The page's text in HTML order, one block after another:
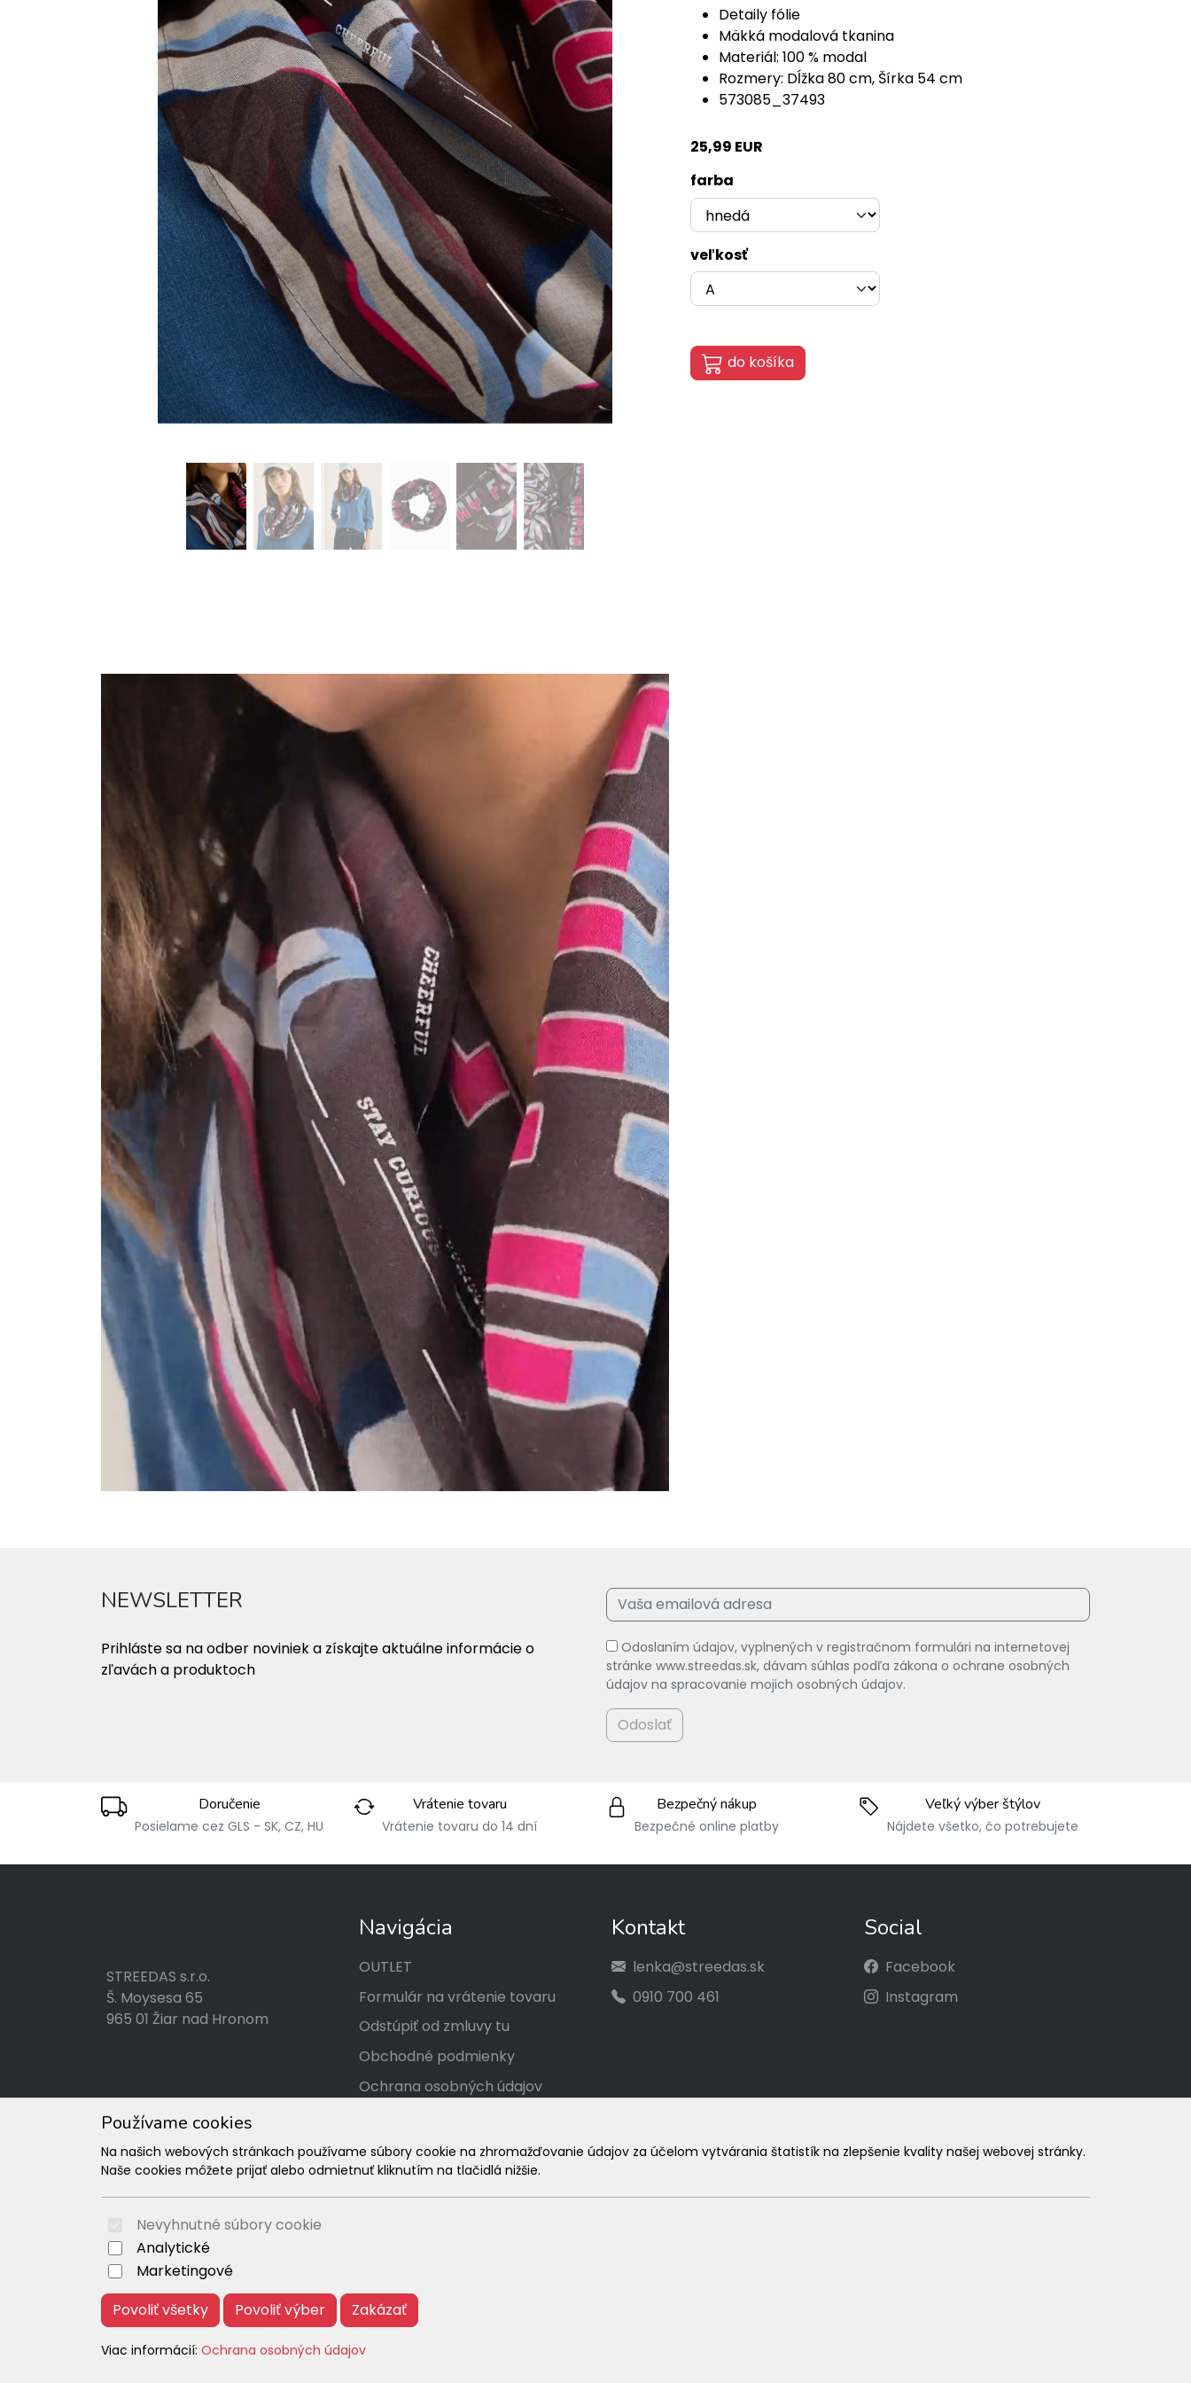
Detaily fólie
Mäkká modalová tkanina
Materiál: 100 % modal
Rozmery: Dĺžka 80 cm, Šírka 54 cm
573085_37493
25,99 EUR
farba
veľkosť
do košíka
NEWSLETTER
Prihláste sa na odber noviniek a získajte aktuálne informácie o
zľavách a produktoch
Odoslaním údajov, vyplnených v registračnom formulári na internetovej
stránke www.streedas.sk, dávam súhlas podľa zákona o ochrane osobných
údajov na spracovanie mojich osobných údajov.
Odoslať
Doručenie
Posielame cez GLS - SK, CZ, HU
Vrátenie tovaru
Vrátenie tovaru do 14 dní
Bezpečný nákup
Bezpečné online platby
Veľký výber štýlov
Nájdete všetko, čo potrebujete
Používame cookies
Na našich webových stránkach používame súbory cookie na zhromažďovanie údajov za účelom vytvárania štatistík na zlepšenie kvality našej webovej stránky.
Naše cookies môžete prijať alebo odmietnuť kliknutím na tlačidlá nižšie.
Nevyhnutné súbory cookie
Analytické
Marketingové
Povoliť všetky
Povoliť výber Zakázať
Viac informácií: Ochrana osobných údajov
STREEDAS s.r.o.
Š. Moysesa 65
965 01 Žiar nad Hronom
Navigácia
OUTLET
Formulár na vrátenie tovaru
Odstúpiť od zmluvy tu
Obchodné podmienky
Ochrana osobných údajov
Tabuľka veľkostí
Reklamačný poriadok
Kontakt
lenka@streedas.sk
0910 700 461
Social
Facebook
Instagram